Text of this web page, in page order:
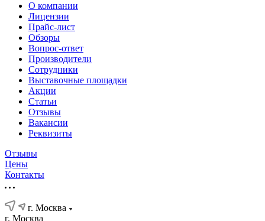
О компании
Лицензии
Прайс-лист
Обзоры
Вопрос-ответ
Производители
Сотрудники
Выставочные площадки
Акции
Статьи
Отзывы
Вакансии
Реквизиты
Отзывы
Цены
Контакты
г. Москва
г. Москва